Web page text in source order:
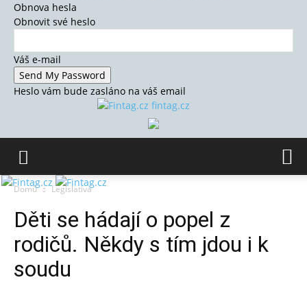
Obnova hesla
Obnovit své heslo
Váš e-mail
Heslo vám bude zasláno na váš email
fintag.cz
Domů Legislativa
Děti se hádají o popel z
rodičů. Někdy s tím jdou i k
soudu